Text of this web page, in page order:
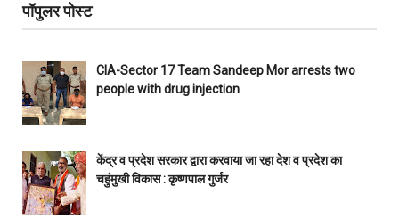
पॉपुलर पोस्ट
CIA-Sector 17 Team Sandeep Mor arrests two
people with drug injection
केंद्र व प्रदेश सरकार द्वारा करवाया जा रहा देश व प्रदेश का
चहुंमुखी विकास : कृष्णपाल गुर्जर